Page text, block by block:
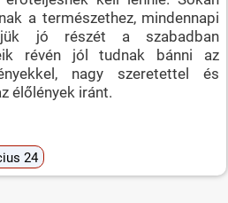
a természethez, mindennapi
jó részét a szabadban
révén jól tudnak bánni az
nagy szeretettel és
élőlények iránt.
24